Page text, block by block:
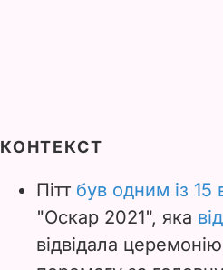
КОНТЕКСТ
Пітт був одним із 15
"Оскар 2021", яка
відвідала